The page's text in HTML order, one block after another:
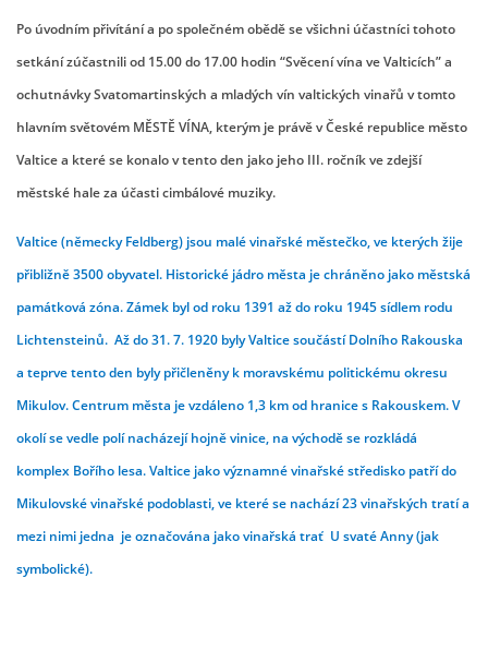
Po úvodním přivítání a po společném obědě se všichni účastníci tohoto
setkání zúčastnili od 15.00 do 17.00 hodin “Svěcení vína ve Valticích” a
ochutnávky Svatomartinských a mladých vín valtických vinařů v tomto
hlavním světovém MĚSTĚ VÍNA, kterým je právě v České republice město
Valtice a které se konalo v tento den jako jeho III. ročník ve zdejší
městské hale za účasti cimbálové muziky.
Valtice (německy Feldberg) jsou malé vinařské městečko, ve kterých žije
přibližně 3500 obyvatel. Historické jádro města je chráněno jako městská
památková zóna. Zámek byl od roku 1391 až do roku 1945 sídlem rodu
Lichtensteinů. Až do 31. 7. 1920 byly Valtice součástíDolního Rakouska
a teprve tento den byly přičleněny k moravskému politickému okresu
Mikulov. Centrum města je vzdáleno 1,3 kmod hranice s Rakouskem. V
okolí se vedle polí nacházejí hojně vinice, na východě se rozkládá
komplex Bořího lesa.Valtice jako významné vinařské středisko patří do
Mikulovské vinařské podoblasti, ve které se nachází 23 vinařských tratí a
mezi nimi jedna je označována jako vinařská trať U svaté Anny (jak
symbolické).